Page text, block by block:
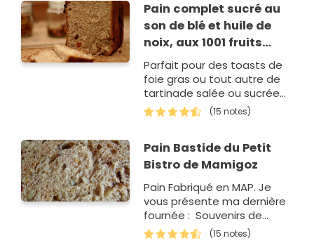
Pain complet sucré au
son de blé et huile de
noix, aux 1001 fruits
secs
Parfait pour des toasts de
foie gras ou tout autre de
tartinade salée ou sucrée
pour l'apéritif !(15 notes)
Pain Bastide du Petit
Bistro de Mamigoz
Pain Fabriqué en MAP. Je
vous présente ma dernière
fournée : Souvenirs de
Vacances. C'est un pain de
(15 notes)